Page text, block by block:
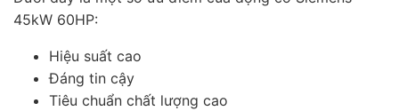
45kW 60HP:
Hiệu suất cao
Đáng tin cậy
Tiêu chuẩn chất lượng cao